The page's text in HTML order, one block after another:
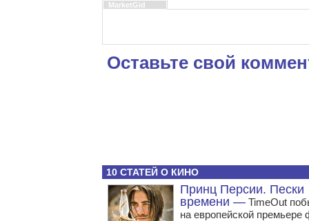
MarketGid
Оставьте свой
10 СТАТЕЙ О КИНО
Принц Персии. Пески
времени — TimeOut
на европейской премьере